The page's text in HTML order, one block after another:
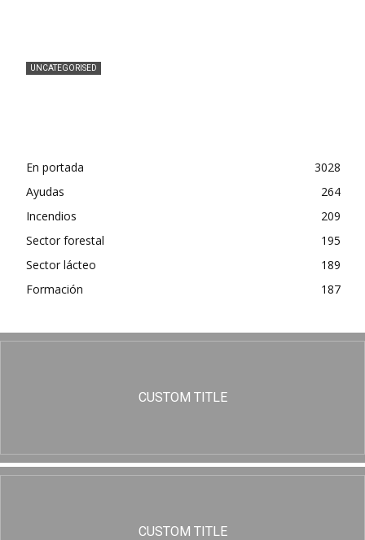
UNCATEGORISED
En portada
3028
Ayudas
264
Incendios
209
Sector forestal
195
Sector lácteo
189
Formación
187
CUSTOM TITLE
CUSTOM TITLE